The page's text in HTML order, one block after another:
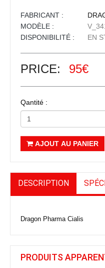
FABRICANT :
MODÈLE :
DISPONIBILITÉ :
EN
PRICE: 95€
Qantité :
AJOUT AU PANIER
DESCRIPTION
Dragon Pharma Cialis
PRODUITS